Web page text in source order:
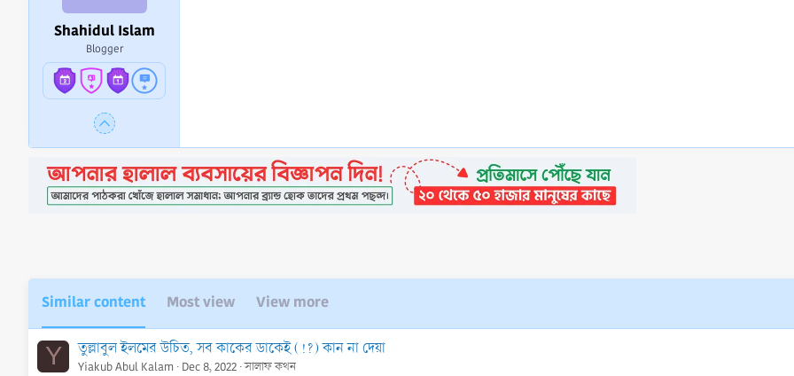
Shahidul Islam
Blogger
Similar content Most view View more
Y তুল্লাবুল ইলমের উচিত, সব কাকের ডাকেই (!?) কান না দেয়া
Yiakub Abul Kalam Dec 8, 2022 সালাফ কথন